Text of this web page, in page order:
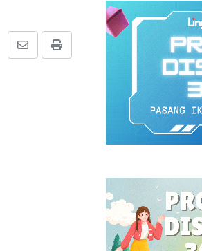
Print
Share